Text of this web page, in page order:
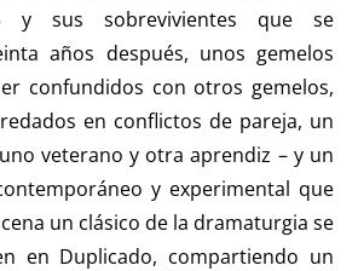
y sus sobrevivientes que se
años después, unos gemelos
confundidos con otros gemelos,
en conflictos de pareja, un
veterano y otra aprendiz – y un
y experimental que
un clásico de la dramaturgia se
en Duplicado, compartiendo un